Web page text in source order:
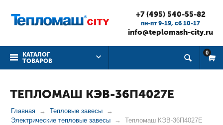
+7 (495) 540-55-82
пн-пт 9-19, cб 10-17
info@teplomash-city.ru
КАТАЛОГ
ТОВАРОВ
0
ТЕПЛОМАШ КЭВ-36П4027Е
Главная
Тепловые завесы
Электрические тепловые завесы
Тепломаш КЭВ-36П4027Е